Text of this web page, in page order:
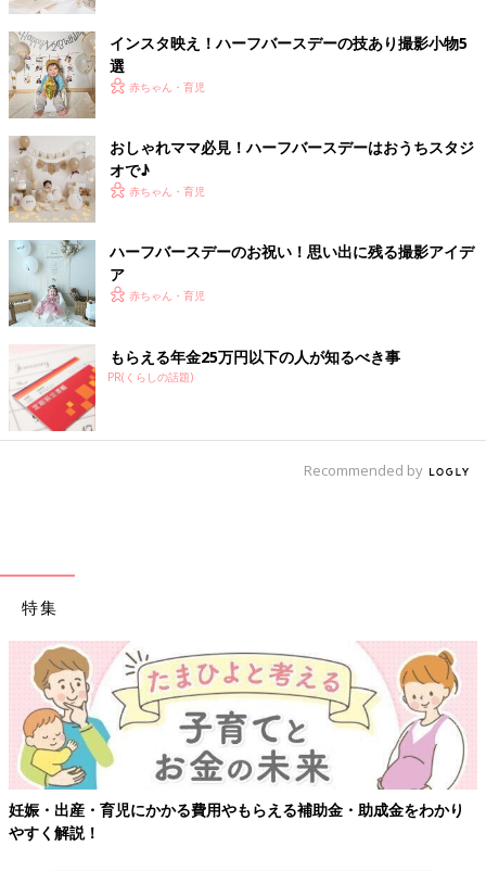
出典：Instagramアカウント「yuh.0323」
YUさんはたくさんのドライフラワーの中でハーフバースデーの
写真を撮影。パパとママの服の色合いと合わせたシャツとパンツ
が素敵ですね！
みんなはどう撮ってる？思い出に残るハ
スデー。寝返りを始めたり、表情が豊かになっ
たりと毎日の変化が楽しみな時期ですよね。
があります。あらかじめご了承ください。
※記事の内容は記載当時の情報であり、現在と異なる場合があり
ます。
インスタ映え！ハーフバースデーの技あり撮影小物5
選
赤ちゃん・育児
おしゃれママ必見！ハーフバースデーはおうちスタジ
オで♪
赤ちゃん・育児
ハーフバースデーのお祝い！思い出に残る撮影アイデ
ア
赤ちゃん・育児
もらえる年金25万円以下の人が知るべき事
PR(くらしの話題)
Recommended by
特集
妊娠・出産・育児にかかる費用やもらえる補助金・助成金をわかり
やすく解説！